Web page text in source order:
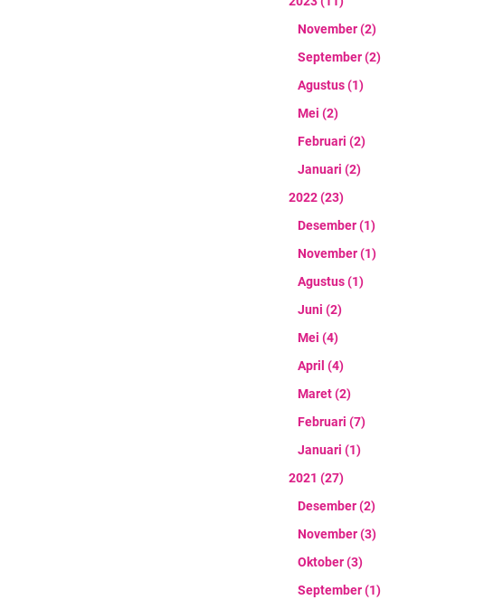
November(2)
September(2)
Agustus(1)
Mei (2)
Februari (2)
Januari (2)
2022(23)
Desember(1)
November(1)
Agustus(1)
Juni (2)
Mei (4)
April (4)
Maret(2)
Februari (7)
Januari (1)
2021 (27)
Desember(2)
November(3)
Oktober(3)
September(1)